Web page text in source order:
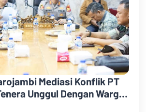
Mediasi Konflik PT
Unggul Dengan Warga